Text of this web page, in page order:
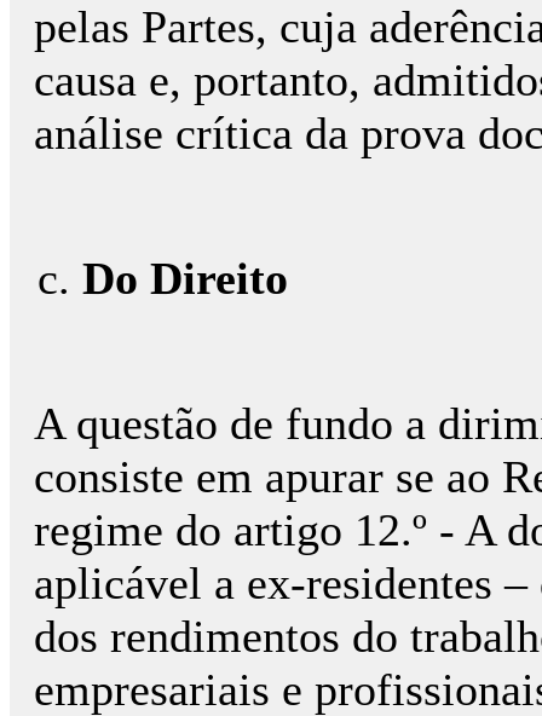
pelas Partes, cuja
causa e, portanto,
análise crítica da prova
Do Direito
A questão de fundo a
consiste em apurar se ao
regime do artigo 12.º - A
aplicável a ex-residentes
dos rendimentos do
empresariais e